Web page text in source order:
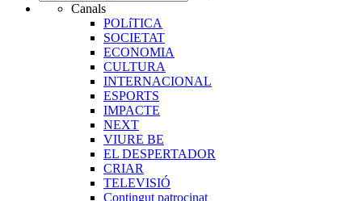
Canals
POLíTICA
SOCIETAT
ECONOMIA
CULTURA
INTERNACIONAL
ESPORTS
IMPACTE
NEXT
VIURE BE
EL DESPERTADOR
CRIAR
TELEVISIÓ
Contingut patrocinat